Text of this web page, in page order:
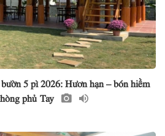
5 pì 2026: Hươn hạn – bón hiềm
phủ Tay